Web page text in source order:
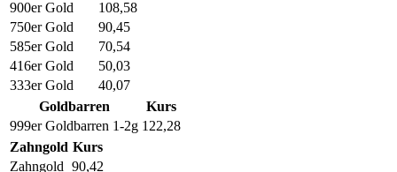
900er Gold
108,58
750er Gold
90,45
585er Gold
70,54
416er Gold
50,03
333er Gold
40,07
Goldbarren
Kurs
999er Goldbarren 1-2g 122,28
Zahngold Kurs
Zahngold 90,42